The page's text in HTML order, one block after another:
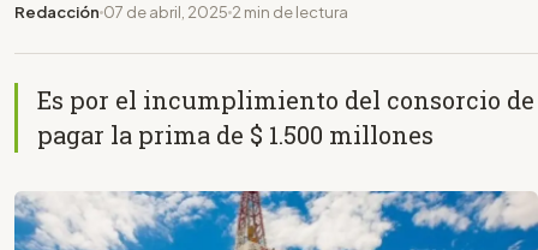
Redacción 07 de abril, 2025 2 min de lectura
Es por el incumplimiento del consorcio de
pagar la prima de $ 1.500 millones